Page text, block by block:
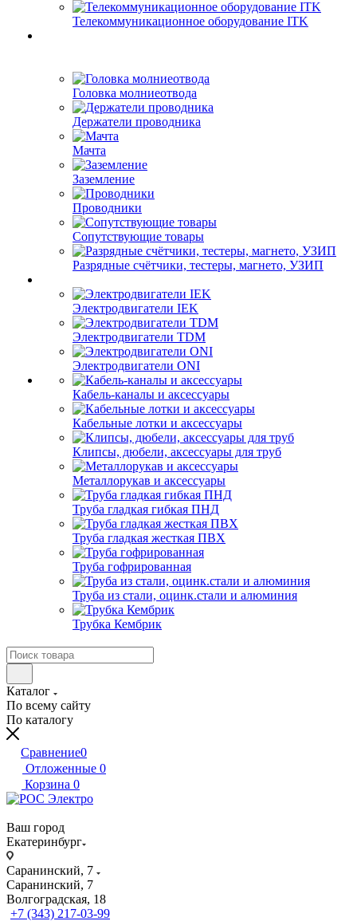
Телекоммуникационное оборудование ITK
Головка молниеотвода
Держатели проводника
Мачта
Заземление
Проводники
Сопутствующие товары
Разрядные счётчики, тестеры, магнето, УЗИП
Электродвигатели IEK
Электродвигатели TDM
Электродвигатели ONI
Кабель-каналы и аксессуары
Кабельные лотки и аксессуары
Клипсы, дюбели, аксессуары для труб
Металлорукав и аксессуары
Труба гладкая гибкая ПНД
Труба гладкая жесткая ПВХ
Труба гофрированная
Труба из стали, оцинк.стали и алюминия
Трубка Кембрик
Каталог
По всему сайту
По каталогу
Сравнение0
Отложенные 0
Корзина 0
Ваш город
Екатеринбург
Саранинский, 7
Саранинский, 7
Волгоградская, 18
+7 (343) 217-03-99